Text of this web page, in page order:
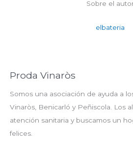
Sobre el
elbateria
Proda Vinaròs
Somos una asociación de ayuda a
Vinaròs, Benicarló y Peñiscola. Los
atención sanitaria y buscamos un
felices.